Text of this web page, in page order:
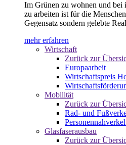
Im Grünen zu wohnen und bei
zu arbeiten ist für die
Gegensatz sondern gelebte
mehr erfahren
Wirtschaft
Zurück zur
Europaarbeit
Wirtschaftspreis
Mobilität
Zurück zur
Rad- und
Glasfaserausbau
Zurück zur